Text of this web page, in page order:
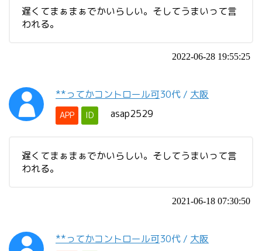
遅くてまぁまぁでかいらしい。そしてうまいって言
われる。
2022-06-28 19:55:25
**ってかコントロール可30代 / 大阪
APP ID asap2529
遅くてまぁまぁでかいらしい。そしてうまいって言
われる。
2021-06-18 07:30:50
**ってかコントロール可30代 / 大阪